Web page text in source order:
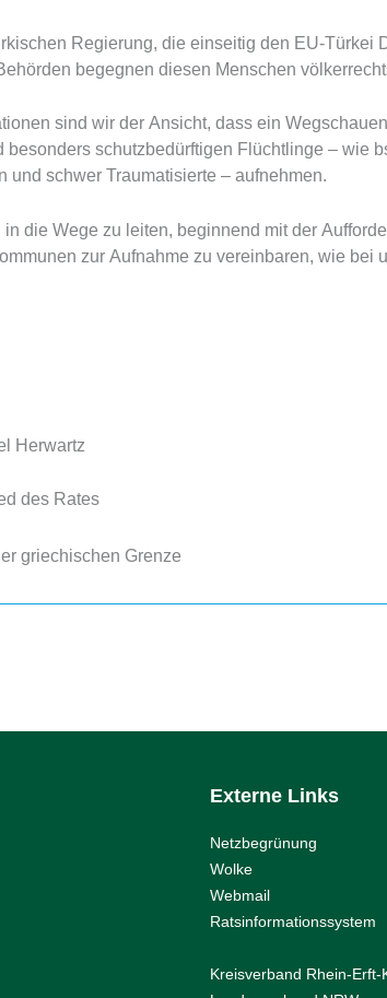
Regierung, die einseitig den EU-
begegnen diesen Menschen
sind wir der Ansicht, dass ein
schutzbedürftigen Flüchtlinge – wie
schwer Traumatisierte – aufnehmen.
die Wege zu leiten, beginnend mit der
zur Aufnahme zu vereinbaren, wie bei
Rates
Externe Links
Netzbegrünung
Wolke
Webmail
Ratsinformationssystem
Kreisverband Rhein-Erft-